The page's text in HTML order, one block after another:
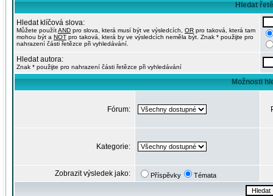
Hledat
Hledat klíčová slova:
Můžete použítAND pro slova, která musí být ve výsledcích, OR pro taková, která tam
mohou být a NOT pro taková, která by ve výsledcích neměla být. Znak * použijte pro
nahrazení části řetězce při vyhledávání.
Hledat autora:
Znak * použijte pro nahrazení části řetězce při vyhledávání
Možnosti
Fórum:
Kategorie:
Zobrazit výsledek jako: Příspěvky Témata